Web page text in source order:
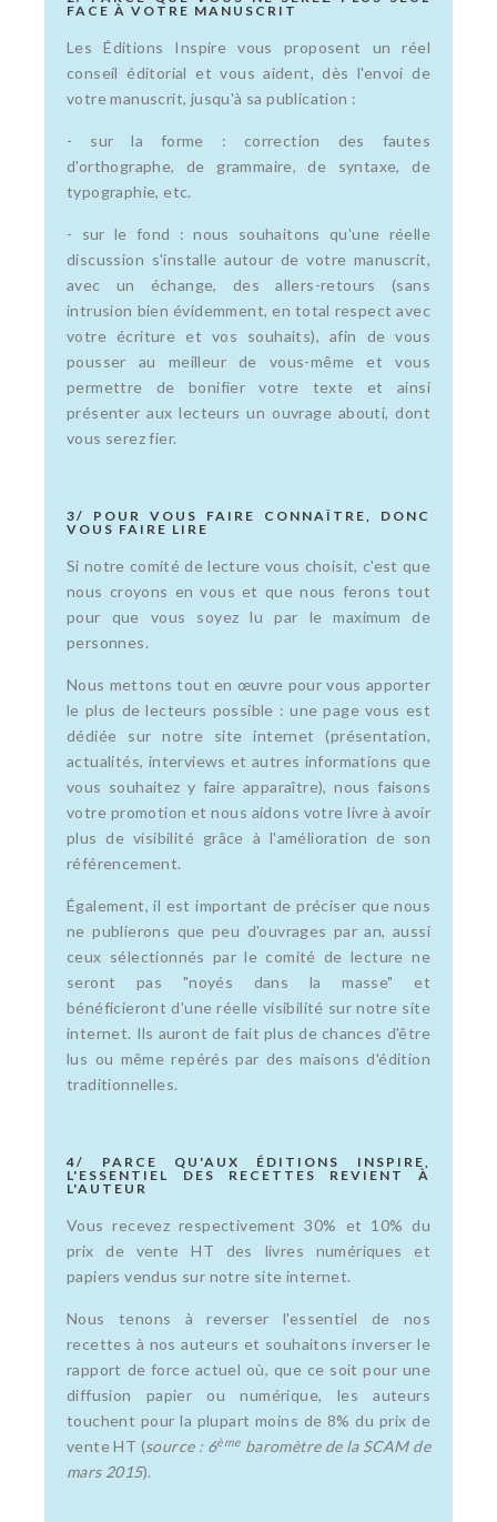
FACE À VOTRE MANUSCRIT
Les Éditions Inspire vous proposent un réel
conseil éditorial et vous aident, dès l'envoi de
votre manuscrit, jusqu'à sa publication :
- sur la forme : correction des fautes
d'orthographe, de grammaire, de syntaxe, de
typographie, etc.
- sur le fond : nous souhaitons qu'une réelle
discussion s'installe autour de votre manuscrit,
avec un échange, des allers-retours (sans
intrusion bien évidemment, en total respect avec
votre écriture et vos souhaits), afin de vous
pousser au meilleur de vous-même et vous
permettre de bonifier votre texte et ainsi
présenter aux lecteurs un ouvrage abouti, dont
vous serez fier.
3/ POUR VOUS FAIRE CONNAÎTRE, DONC
VOUS FAIRE LIRE
Si notre comité de lecture vous choisit, c'est que
nous croyons en vous et que nous ferons tout
pour que vous soyez lu par le maximum de
personnes.
Nous mettons tout en œuvre pour vous apporter
le plus de lecteurs possible : une page vous est
dédiée sur notre site internet (présentation,
actualités, interviews et autres informations que
vous souhaitez y faire apparaître), nous faisons
votre promotion et nous aidons votre livre à avoir
plus de visibilité grâce à l'amélioration de son
référencement.
Également, il est important de préciser que nous
ne publierons que peu d'ouvrages par an, aussi
ceux sélectionnés par le comité de lecture ne
seront pas "noyés dans la masse" et
bénéficieront d'une réelle visibilité sur notre site
internet. Ils auront de fait plus de chances d'être
lus ou même repérés par des maisons d'édition
traditionnelles.
4/ PARCE QU'AUX ÉDITIONS INSPIRE,
L'ESSENTIEL DES RECETTES REVIENT À
L'AUTEUR
Vous recevez respectivement 30% et 10% du
prix de vente HT des livres numériques et
papiers vendus sur notre site internet.
Nous tenons à reverser l'essentiel de nos
recettes à nos auteurs et souhaitons inverser le
rapport de force actuel où, que ce soit pour une
diffusion papier ou numérique, les auteurs
touchent pour la plupart moins de 8% du prix de
vente HT (source : 6ème baromètre de la SCAM de
mars 2015).